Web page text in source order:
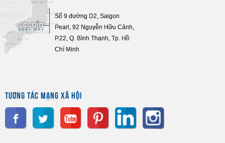
Số 9 đường D2, Saigon
Pearl, 92 Nguyễn Hữu Cảnh,
P.22, Q. Bình Thạnh, Tp. Hồ
Chí Minh
TƯƠNG TÁC MẠNG XÃ HỘI